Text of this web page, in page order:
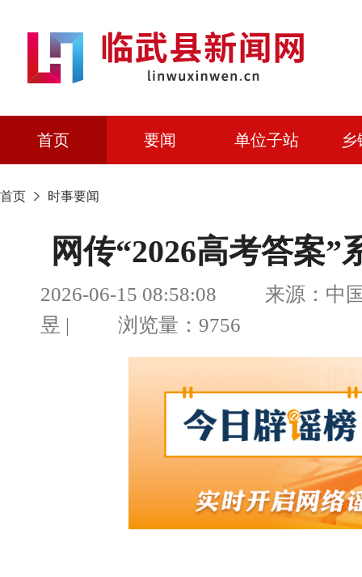
首页 要闻 单位子站
首页 时事要闻
网传“2026高考答案”
2026-06-15 08:58:08 来源：中国
昱 | 浏览量：9756